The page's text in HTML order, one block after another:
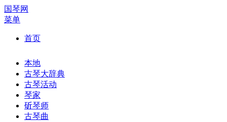
国琴网
菜单
首页
本地
古琴大辞典
古琴活动
琴家
斫琴师
古琴曲